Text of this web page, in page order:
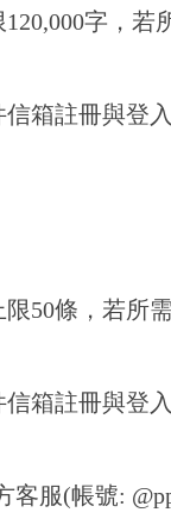
字，若
箱註冊與登
50條，若所
箱註冊與登
客服(帳號: